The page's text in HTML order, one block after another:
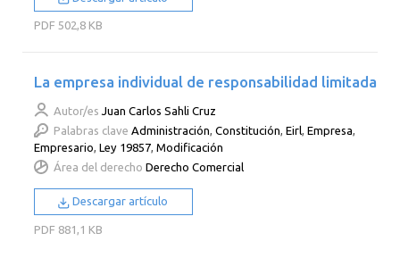
PDF 502,8 KB
La empresa individual de responsabilidad limitada
Autor/es Juan Carlos Sahli Cruz
Palabras clave Administración,Constitución,Eirl,Empresa,
Empresario,Ley 19857,Modificación
Área del derecho Derecho Comercial
Descargar artículo
PDF 881,1 KB